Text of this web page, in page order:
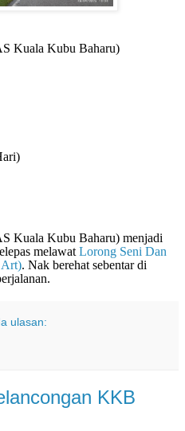
Kuala Kubu Baharu)
Kuala Kubu Baharu) menjadi
melawat Lorong Seni Dan
. Nak berehat sebentar di
ulasan:
KKB